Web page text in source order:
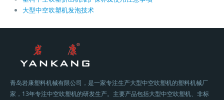
大型中空吹塑机发泡技术
青岛岩康塑料机械有限公司，是一家专注生产大型中空吹塑机的塑料机械厂
家，13年专注中空吹塑机的研发生产。主要产品包括大型中空吹塑机、非标